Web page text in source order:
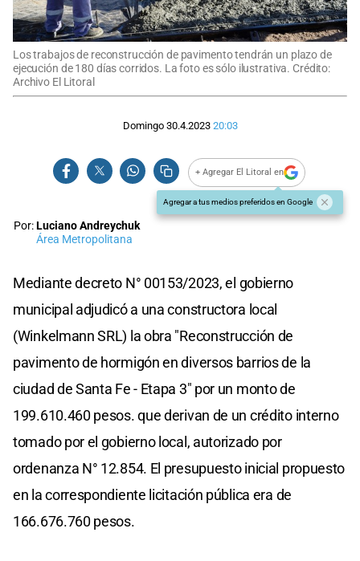
Los trabajos de reconstrucción de pavimento tendrán un plazo de
ejecución de 180 días corridos. La foto es sólo ilustrativa. Crédito:
Archivo El Litoral
Domingo 30.4.2023 20:03
+ Agregar El Litoral en
Agregar a tus medios preferidos en Google
Por:Luciano Andreychuk
Área Metropolitana
Mediante decreto N° 00153/2023, el gobierno
municipal adjudicó a una constructora local
(Winkelmann SRL) la obra "Reconstrucción de
pavimento de hormigón en diversos barrios de la
ciudad de Santa Fe - Etapa 3" por un monto de
199.610.460 pesos. que derivan de un crédito interno
tomado por el gobierno local, autorizado por
ordenanza N° 12.854. El presupuesto inicial propuesto
en la correspondiente licitación pública era de
166.676.760 pesos.